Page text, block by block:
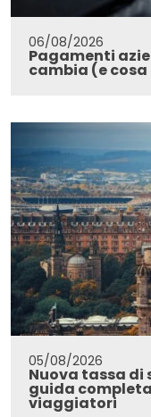
06/08/2026
Pagamenti
cambia (e cosa
05/08/2026
Nuova tassa di
guida
viaggiatori